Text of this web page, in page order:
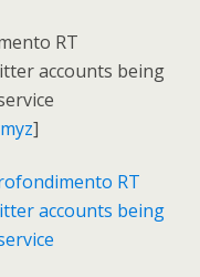
RT
accounts being
]
RT
accounts being